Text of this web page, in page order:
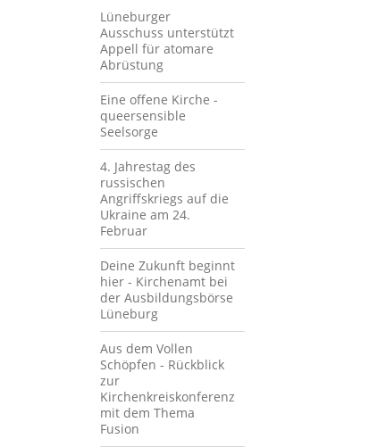
Lüneburger
Ausschuss unterstützt
Appell für atomare
Abrüstung
Eine offene Kirche -
queersensible
Seelsorge
4. Jahrestag des
russischen
Angriffskriegs auf die
Ukraine am 24.
Februar
Deine Zukunft beginnt
hier - Kirchenamt bei
der Ausbildungsbörse
Lüneburg
Aus dem Vollen
Schöpfen - Rückblick
zur
Kirchenkreiskonferenz
mit dem Thema
Fusion